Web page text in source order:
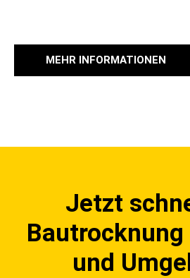
MEHR INFORMATIONEN
Jetzt
und